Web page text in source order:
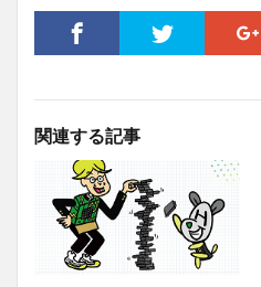
関連する記事